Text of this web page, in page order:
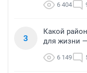
6 404
3
Какой
для жизни
6 149